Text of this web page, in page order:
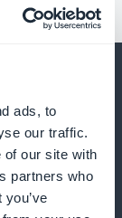
ads, to
our traffic.
of our site with
partners who